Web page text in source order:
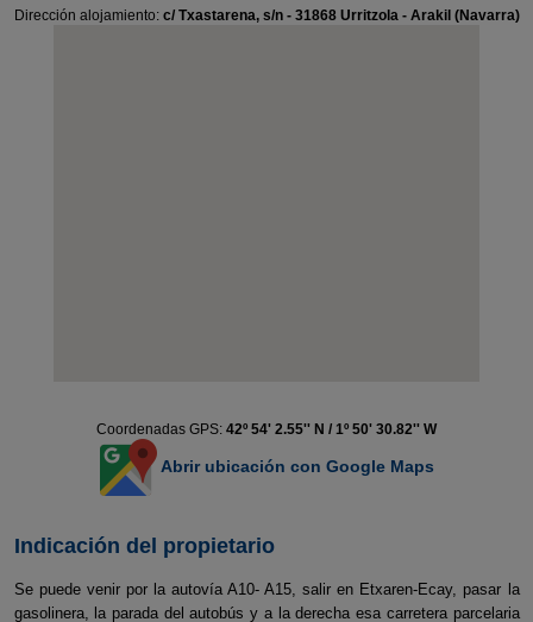
Dirección alojamiento: c/ Txastarena, s/n - 31868 Urritzola - Arakil (Navarra)
Coordenadas GPS: 42º 54' 2.55'' N / 1º 50' 30.82'' W
Abrir ubicación con Google Maps
Indicación del propietario
Se puede venir por la autovía A10- A15, salir en Etxaren-Ecay, pasar la
gasolinera, la parada del autobús y a la derecha esa carretera parcelaria